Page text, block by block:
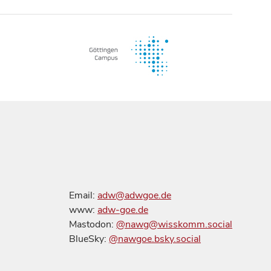
Email: adw@adwgoe.de
www: adw-goe.de
Mastodon: @nawg@wisskomm.social
BlueSky: @nawgoe.bsky.social